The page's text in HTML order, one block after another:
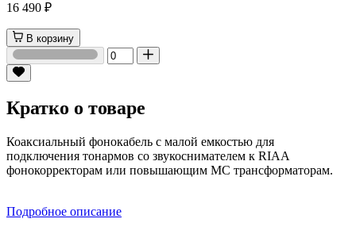
16 490 ₽
В корзину
Кратко о товаре
Коаксиальный фонокабель с малой емкостью для
подключения тонармов со звукоснимателем к RIAA
фонокорректорам или повышающим MC трансформаторам.
Подробное описание